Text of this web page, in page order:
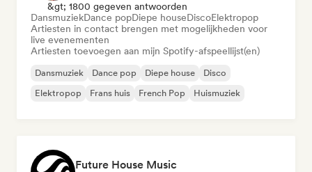
&gt; 1800 gegeven antwoorden
DansmuziekDance popDiepe houseDiscoElektropop
Artiesten in contact brengen met mogelijkheden voor
live evenementen
Artiesten toevoegen aan mijn Spotify-afspeellijst(en)
Dansmuziek Dance pop Diepe house
Disco
Elektropop
Frans huis French Pop Huismuziek
Future House Music